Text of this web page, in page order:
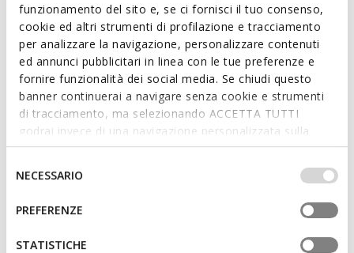
funzionamento del sito e, se ci fornisci il tuo consenso,
cookie ed altri strumenti di profilazione e tracciamento
per analizzare la navigazione, personalizzare contenuti
ed annunci pubblicitari in linea con le tue preferenze e
fornire funzionalità dei social media. Se chiudi questo
banner continuerai a navigare senza cookie e strumenti
di tracciamento, ma selezionando ACCETTA TUTTI
godrai invece di una navigazione personalizzata sulla
base dei tuoi gusti ed interessi. Selezionando
IMPOSTAZIONI potrai anche scegliere quali cookies ed
altri strumenti di tracciamento autorizzare. Per maggiori
informazioni o per modificare in qualsiasi momento le
tue impostazioni, visita la nostra
del
consenso
NECESSARIO
PREFERENZE
STATISTICHE
Outstanding cushioning effect which offers protection
and absorbs jolts and vibrations
Flexible and stretchy, thanks to the Active Flexibility
System
Quick and easy to put on
Thickness of sole: 3,5 cm / 1,4"
Lightweight footwear
Slip-on design allows you to slide the foot in swiftly;